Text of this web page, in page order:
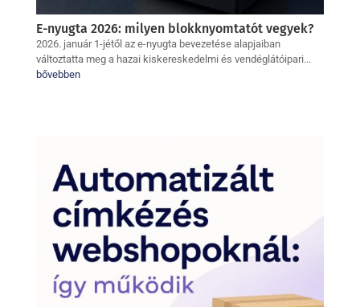
E-nyugta 2026: milyen blokknyomtatót vegyek?
2026. január 1-jétől az e-nyugta bevezetése alapjaiban
változtatta meg a hazai kiskereskedelmi és vendéglátóipari...
bővebben